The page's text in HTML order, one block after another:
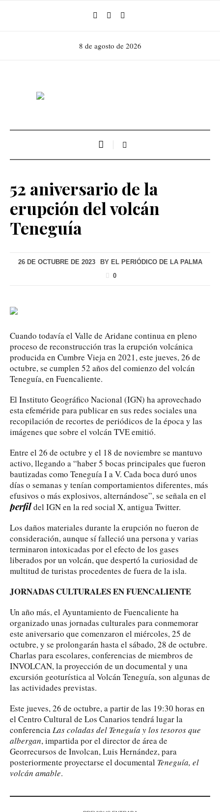
8 de agosto de 2026
52 aniversario de la
erupción del volcán
Teneguía
26 DE OCTUBRE DE 2023 BY EL PERIÓDICO DE LA PALMA
0
Cuando todavía el Valle de Aridane continua en pleno
proceso de reconstrucción tras la erupción volcánica
producida en Cumbre Vieja en 2021, este jueves, 26 de
octubre, se cumplen 52 años del comienzo del volcán
Teneguía, en Fuencaliente.
El Instituto Geográfico Nacional (IGN) ha aprovechado
esta efeméride para publicar en sus redes sociales una
recopilación de recortes de periódicos de la época y las
imágenes que sobre el volcán TVE emitió.
Entre el 26 de octubre y el 18 de noviembre se mantuvo
activo, llegando a “haber 5 bocas principales que fueron
bautizadas como Teneguía I a V. Cada boca duró unos
días o semanas y tenían comportamientos diferentes, más
efusivos o más explosivos, alternándose”, se señala en el
perfildel IGN en la red social X, antigua Twitter.
Los daños materiales durante la erupción no fueron de
consideración, aunque sí falleció una persona y varias
terminaron intoxicadas por el efecto de los gases
liberados por un volcán, que despertó la curiosidad de
multitud de turistas procedentes de fuera de la isla.
JORNADAS CULTURALES EN FUENCALIENTE
Un año más, el Ayuntamiento de Fuencaliente ha
organizado unas jornadas culturales para conmemorar
este aniversario que comenzaron el miércoles, 25 de
octubre, y se prolongarán hasta el sábado, 28 de octubre.
Charlas para escolares, conferencias de miembros de
INVOLCAN, la proyección de un documental y una
excursión geoturística al Volcán Teneguía, son algunas de
las actividades previstas.
Este jueves, 26 de octubre, a partir de las 19:30 horas en
el Centro Cultural de Los Canarios tendrá lugar la
conferencia Las coladas del Teneguía y los tesoros que
albergan, impartida por el director de área de
Georrecursos de Involcan, Luis Hernández, para
posteriormente proyectarse el documental Teneguía, el
volcán amable.